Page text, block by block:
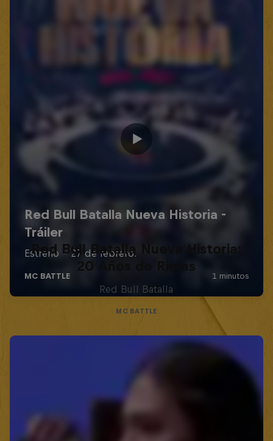
Red Bull Batalla Nueva Historia:
20 Años de Rimas
Red Bull Batalla
MC BATTLE